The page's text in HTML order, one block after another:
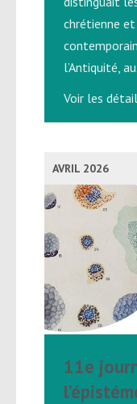
chrétienne
l’Antiquité,
Voir les
AVRIL 2026
11e